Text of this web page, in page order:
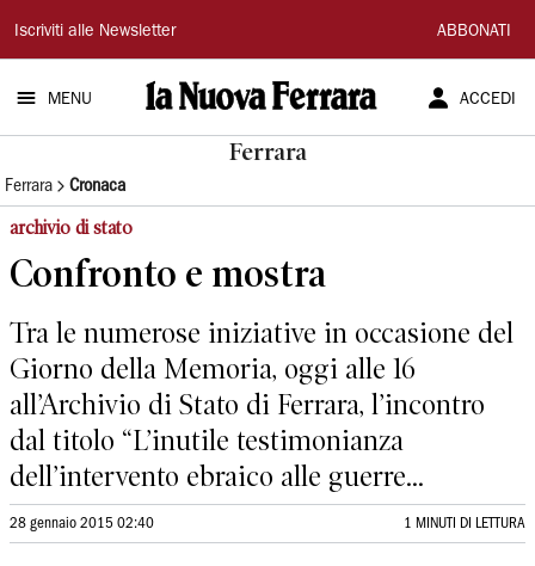
La
Nuova
Ferrara
Iscriviti alle Newsletter ABBONATI
MENU ACCEDI
Ferrara
Ferrara Cronaca
archivio di stato
Confronto e mostra
Tra le numerose iniziative in occasione del
Giorno della Memoria, oggi alle 16
all’Archivio di Stato di Ferrara, l’incontro
dal titolo “L’inutile testimonianza
dell’intervento ebraico alle guerre...
28 gennaio 2015 02:40 1 MINUTI DI LETTURA